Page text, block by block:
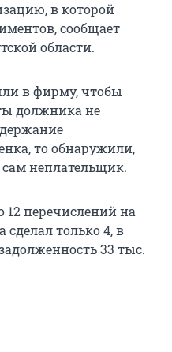
в которой
сообщает
области.
в фирму, чтобы
должника не
то обнаружили,
сам неплательщик.
12 перечислений на
сделал только 4, в
33 тыс.